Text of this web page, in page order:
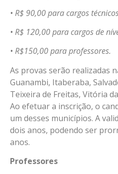
• R$ 90,00 para cargos
• R$ 120,00 para cargos de
• R$150,00 para professores.
As provas serão realizadas
Guanambi, Itaberaba,
Teixeira de Freitas, Vitória
Ao efetuar a inscrição, o
um desses municípios. A
dois anos, podendo ser
anos.
Professores